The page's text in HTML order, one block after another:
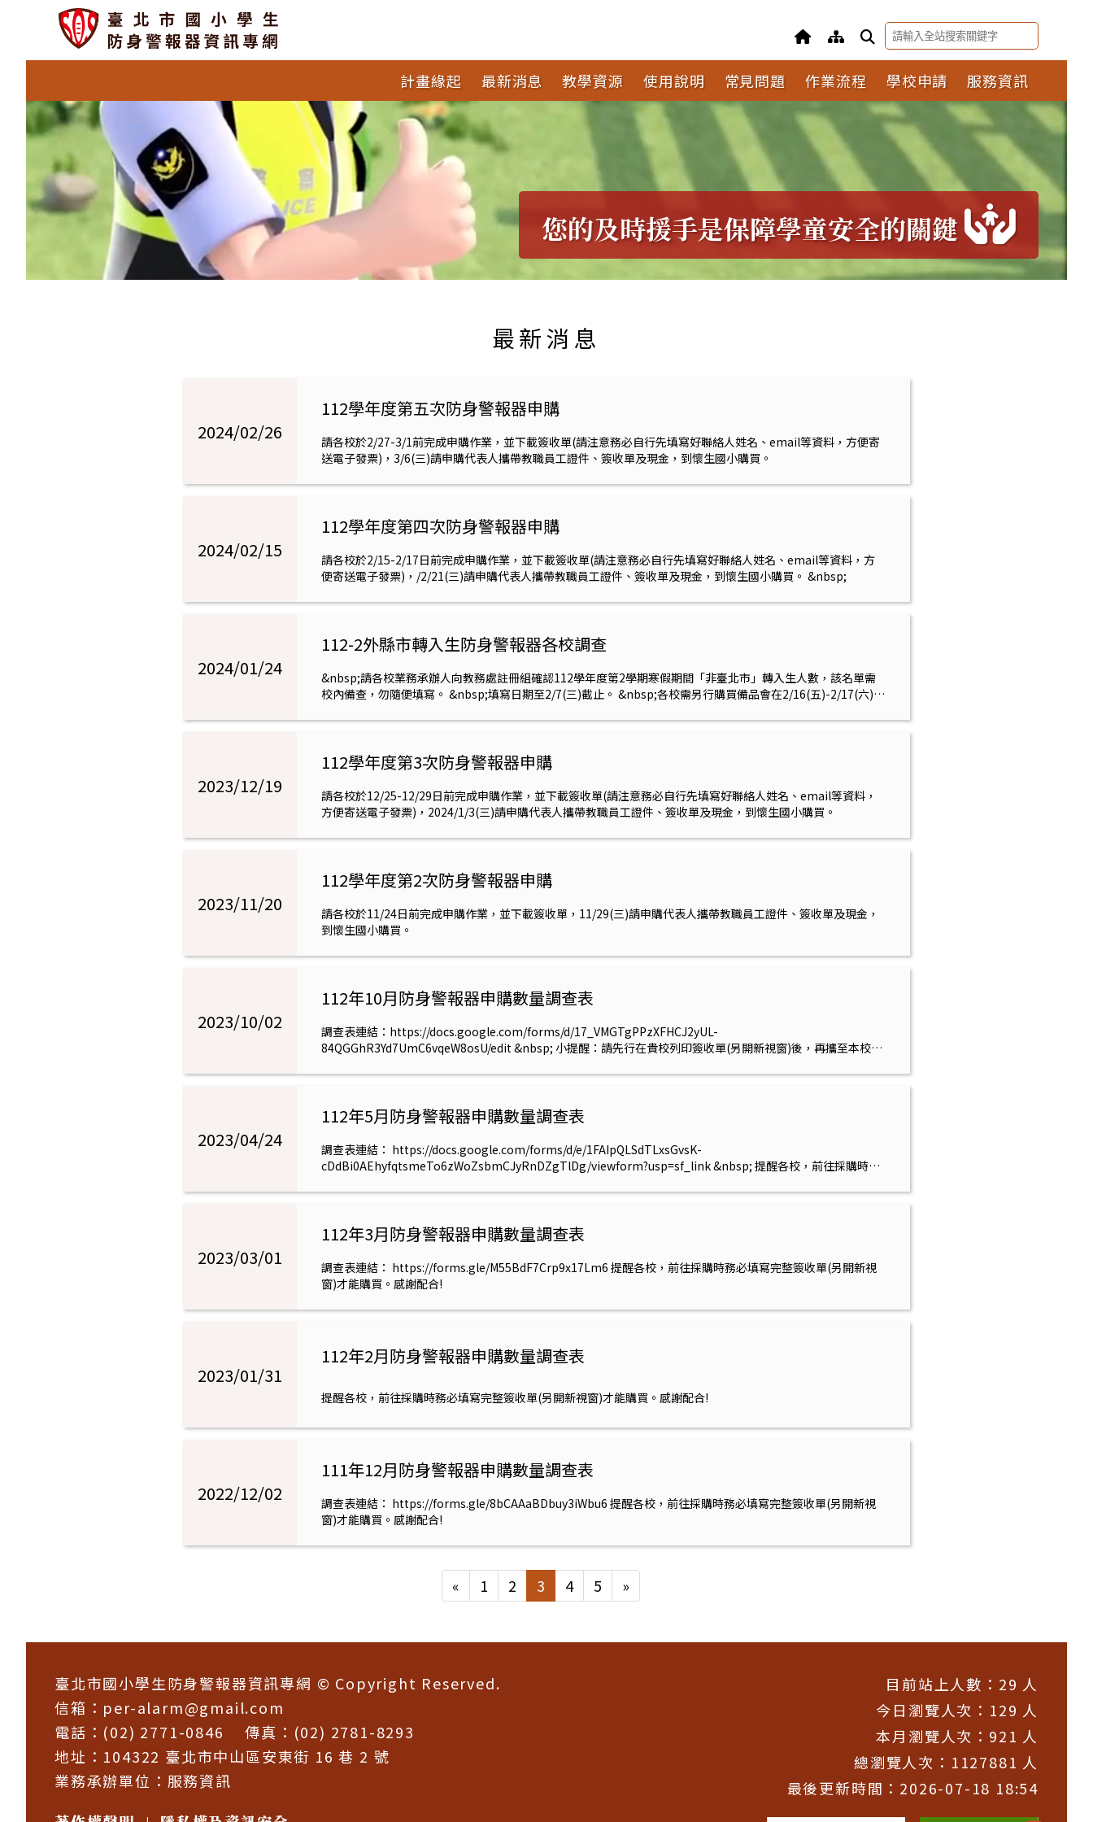
塊
臺
北
市
國
小
.. .
計畫緣起 最新消息 教學資源 使用說明 常見問題 作業流程 學校申請 服務資訊
您的及時援手是保障學童安全的關鍵
最新消息
2024/02/26
112學年度第五次防身警報器申購
請各校於2/27-3/1前完成申購作業，並下載簽收單(請注意務必自行先填寫好聯絡人姓名、email等資料，方便寄
送電子發票)，3/6(三)請申購代表人攜帶教職員工證件、簽收單及現金，到懷生國小購買。
2024/02/15
112學年度第四次防身警報器申購
請各校於2/15-2/17日前完成申購作業，並下載簽收單(請注意務必自行先填寫好聯絡人姓名、email等資料，方
便寄送電子發票)，/2/21(三)請申購代表人攜帶教職員工證件、簽收單及現金，到懷生國小購買。 &nbsp;
2024/01/24
112-2外縣市轉入生防身警報器各校調查
&nbsp;請各校業務承辦人向教務處註冊組確認112學年度第2學期寒假期間「非臺北市」轉入生人數，該名單需
校內備查，勿隨便填寫。 &nbsp;填寫日期至2/7(三)截止。 &nbsp;各校需另行購買備品會在2/16(五)-2/17(六)進
2023/12/19
112學年度第3次防身警報器申購
請各校於12/25-12/29日前完成申購作業，並下載簽收單(請注意務必自行先填寫好聯絡人姓名、email等資料，
方便寄送電子發票)，2024/1/3(三)請申購代表人攜帶教職員工證件、簽收單及現金，到懷生國小購買。
2023/11/20
112學年度第2次防身警報器申購
請各校於11/24日前完成申購作業，並下載簽收單，11/29(三)請申購代表人攜帶教職員工證件、簽收單及現金，
到懷生國小購買。
2023/10/02
112年10月防身警報器申購數量調查表
調查表連結：https://docs.google.com/forms/d/17_VMGTgPPzXFHCJ2yUL-
84QGGhR3Yd7UmC6vqeW8osU/edit &nbsp; 小提醒：請先行在貴校列印簽收單(另開新視窗)後，再攜至本校購
2023/04/24
112年5月防身警報器申購數量調查表
調查表連結： https://docs.google.com/forms/d/e/1FAIpQLSdTLxsGvsK-
cDdBi0AEhyfqtsmeTo6zWoZsbmCJyRnDZgTlDg/viewform?usp=sf_link &nbsp; 提醒各校，前往採購時務
2023/03/01
112年3月防身警報器申購數量調查表
調查表連結： https://forms.gle/M55BdF7Crp9x17Lm6 提醒各校，前往採購時務必填寫完整簽收單(另開新視
窗)才能購買。感謝配合!
2023/01/31
112年2月防身警報器申購數量調查表
提醒各校，前往採購時務必填寫完整簽收單(另開新視窗)才能購買。感謝配合!
2022/12/02
111年12月防身警報器申購數量調查表
調查表連結： https://forms.gle/8bCAAaBDbuy3iWbu6 提醒各校，前往採購時務必填寫完整簽收單(另開新視
窗)才能購買。感謝配合!
« 1 2 3 4 5 »
臺北市國小學生防身警報器資訊專網 © Copyright Reserved.
信箱： per-alarm@gmail.com
電話：(02) 2771-0846 傳真：(02) 2781-8293
地址：104322 臺北市中山區安東街 16 巷 2 號
業務承辦單位： 服務資訊
目前站上人數：29 人
今日瀏覽人次：129 人
本月瀏覽人次：921 人
總瀏覽人次：1127881 人
最後更新時間：2026-07-18 18:54